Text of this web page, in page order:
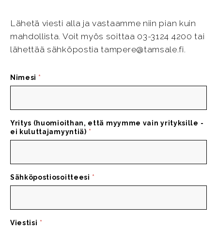
Lähetä viesti alla ja vastaamme niin pian kuin
mahdollista. Voit myös soittaa 03-3124 4200 tai
lähettää sähköpostia tampere@tamsale.fi.
Nimesi *
Yritys (huomioithan, että myymme vain yrityksille -
ei kuluttajamyyntiä) *
Sähköpostiosoitteesi *
Viestisi *